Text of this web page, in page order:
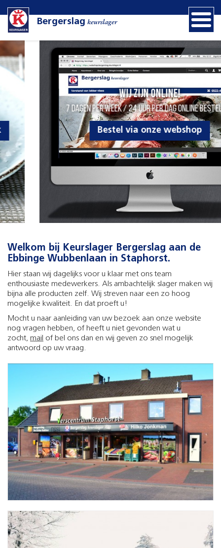
Bergerslag keurslager
Wij zijn online!
7 dagen per week / 24 uur per dag online bestellen
Bestel via onze webshop
Welkom bij Keurslager Bergerslag aan de
Ebbinge Wubbenlaan in Staphorst.
Hier staan wij dagelijks voor u klaar met ons team
enthousiaste medewerkers. Als ambachtelijk slager maken wij
bijna alle producten zelf. Wij streven naar een zo hoog
mogelijke kwaliteit. En dat proeft u!
Mocht u naar aanleiding van uw bezoek aan onze website
nog vragen hebben, of heeft u niet gevonden wat u
zocht, mail of bel ons dan en wij geven zo snel mogelijk
antwoord op uw vraag.